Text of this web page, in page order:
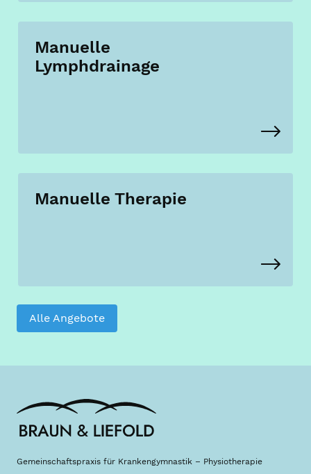
Manuelle
Lymphdrainage
Manuelle Therapie
Alle Angebote
Gemeinschaftspraxis für Krankengymnastik – Physiotherapie